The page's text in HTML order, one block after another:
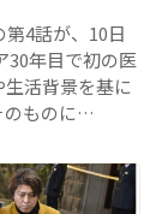
4話が、10日
年目で初の医
活背景を基に
のものに…